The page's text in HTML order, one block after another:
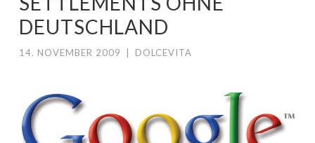
DEUTSCHLAND
14. NOVEMBER 2009 DOLCEVITA